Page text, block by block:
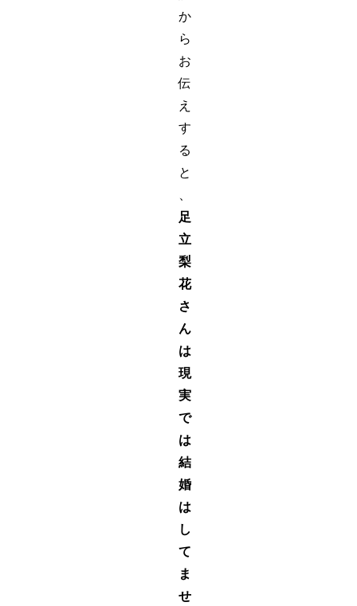
か
ら
お
伝
え
す
る
と
足
立
梨
花
さ
ん
は
現
実
で
は
結
婚
は
し
て
ま
せ